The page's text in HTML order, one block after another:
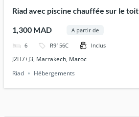
Riad avec piscine chauffée sur le toit
1,300 MAD A partir de
6 R9156C Inclus
J2H7+J3, Marrakech, Maroc
Riad
Hébergements